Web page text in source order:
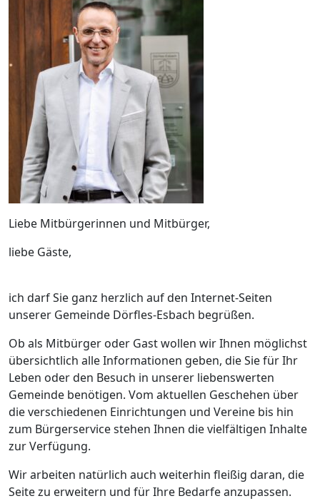
Liebe Mitbürgerinnen und Mitbürger,
liebe Gäste,
ich darf Sie ganz herzlich auf den Internet-Seiten
unserer Gemeinde Dörfles-Esbach begrüßen.
Ob als Mitbürger oder Gast wollen wir Ihnen möglichst
übersichtlich alle Informationen geben, die Sie für Ihr
Leben oder den Besuch in unserer liebenswerten
Gemeinde benötigen. Vom aktuellen Geschehen über
die verschiedenen Einrichtungen und Vereine bis hin
zum Bürgerservice stehen Ihnen die vielfältigen Inhalte
zur Verfügung.
Wir arbeiten natürlich auch weiterhin fleißig daran, die
Seite zu erweitern und für Ihre Bedarfe anzupassen.